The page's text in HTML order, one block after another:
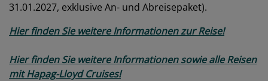
31.01.2027, exklusive An- und Abreisepaket).
Hier finden Sie weitere Informationen zur Reise!
Hier finden Sie weitere Informationen sowie alle Reisen
mit Hapag-Lloyd Cruises!